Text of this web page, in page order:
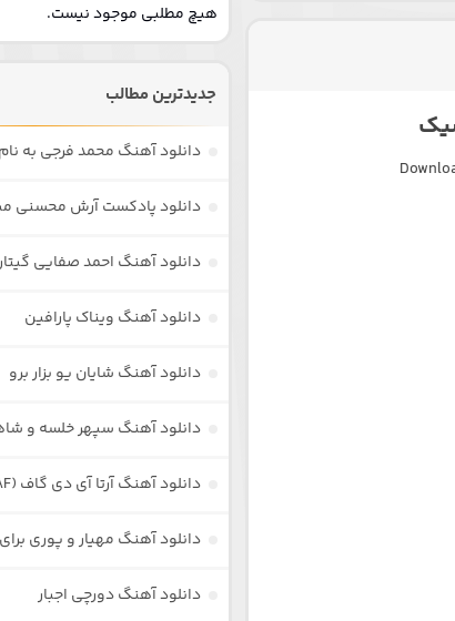
هیچ مطلبی موجود نیست.
جدیدترین مطالب
دانلود آهنگ محمد فرجی به
دانلود پادکست آرش محسنی
دانلود آهنگ احمد صفایی
دانلود آهنگ ویناک پارافین
دانلود آهنگ شایان یو بزار برو
دانلود آهنگ سپهر خلسه و
دانلود آهنگ آرتا آی دی گاف (IDGAF)
دانلود آهنگ مهیار و پوری
دانلود آهنگ دورچی اجبار